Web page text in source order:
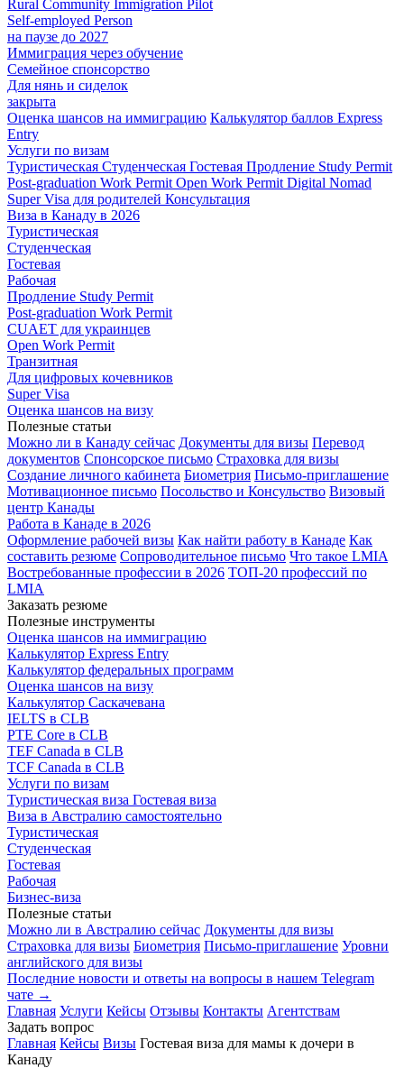
Rural Community Immigration Pilot
Self-employed Person
на паузе до 2027
Иммиграция через обучение
Семейное спонсорство
Для нянь и сиделок
закрыта
Оценка шансов на иммиграцию Калькулятор баллов Express
Entry
Услуги по визам
Туристическая Студенческая Гостевая Продление Study Permit
Post-graduation Work Permit Open Work Permit Digital Nomad
Super Visa для родителей Консультация
Виза в Канаду в 2026
Туристическая
Студенческая
Гостевая
Рабочая
Продление Study Permit
Post-graduation Work Permit
CUAET для украинцев
Open Work Permit
Транзитная
Для цифровых кочевников
Super Visa
Оценка шансов на визу
Полезные статьи
Можно ли в Канаду сейчас Документы для визы Перевод
документов Спонсорское письмо Страховка для визы
Создание личного кабинета Биометрия Письмо-приглашение
Мотивационное письмо Посольство и Консульство Визовый
центр Канады
Работа в Канаде в 2026
Оформление рабочей визы Как найти работу в Канаде Как
составить резюме Сопроводительное письмо Что такое LMIA
Востребованные профессии в 2026 ТОП-20 профессий по
LMIA
Заказать резюме
Полезные инструменты
Оценка шансов на иммиграцию
Калькулятор Express Entry
Калькулятор федеральных программ
Оценка шансов на визу
Калькулятор Саскачевана
IELTS в CLB
PTE Core в CLB
TEF Canada в CLB
TCF Canada в CLB
Услуги по визам
Туристическая виза Гостевая виза
Виза в Австралию самостоятельно
Туристическая
Студенческая
Гостевая
Рабочая
Бизнес-виза
Полезные статьи
Можно ли в Австралию сейчас Документы для визы
Страховка для визы Биометрия Письмо-приглашение Уровни
английского для визы
Последние новости и ответы на вопросы в нашем Telegram
чате →
Главная Услуги Кейсы Отзывы Контакты Агентствам
Задать вопрос
Главная Кейсы Визы Гостевая виза для мамы к дочери в
Канаду